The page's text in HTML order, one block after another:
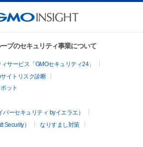
プのセキュリティ事業について
サービス「GMOセキュリティ24」
イトリスク診断
ット
ーセキュリティ byイエラエ）
Security）
なりすまし対策